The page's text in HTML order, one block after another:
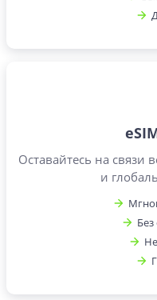
Оставайтесь на связи
и